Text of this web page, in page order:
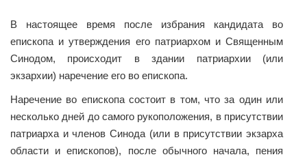
В настоящее время после избрания кандидата во
епископа и утверждения его патриархом и Священным
Синодом, происходит в здании патриархии (или
экзархии) наречение его во епископа.
Наречение во епископа состоит в том, что за один или
несколько дней до самого рукоположения, в присутствии
патриарха и членов Синода (или в присутствии экзарха
области и епископов), после обычного начала, пения